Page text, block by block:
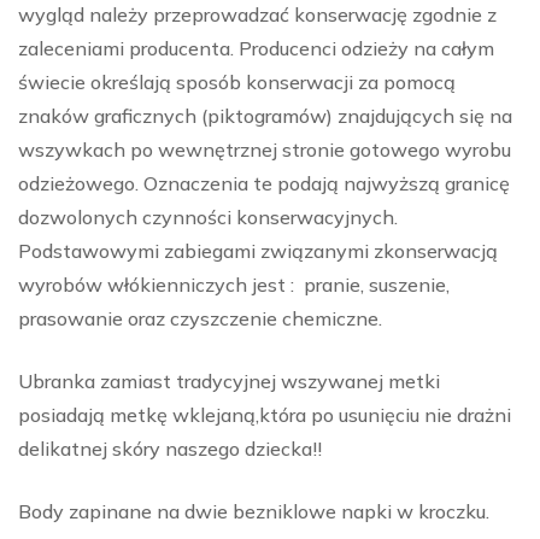
wygląd należy przeprowadzać konserwację zgodnie z
zaleceniami producenta. Producenci odzieży na całym
świecie określają sposób konserwacji za pomocą
znaków graficznych (piktogramów) znajdujących się na
wszywkach po wewnętrznej stronie gotowego wyrobu
odzieżowego. Oznaczenia te podają najwyższą granicę
dozwolonych czynności konserwacyjnych.
Podstawowymi zabiegami związanymi zkonserwacją
wyrobów włókienniczych jest : pranie, suszenie,
prasowanie oraz czyszczenie chemiczne.
Ubranka zamiast tradycyjnej wszywanej metki
posiadają metkę wklejaną,która po usunięciu nie drażni
delikatnej skóry naszego dziecka!!
Body zapinane na dwie bezniklowe napki w kroczku.